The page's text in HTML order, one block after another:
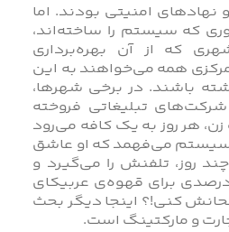
نهادهای امنیتی بودند. اما
که سیستم را ساخته‌اند،
که از آن بهره‌برداری
همه می‌خواهند به این
باشند. در برخی شهرها،
تبلیغاتی فروخته
هر روز به یک کافه می‌رود
می‌فهمد که او عاشق
روز، تلفنش را می‌گیرد و
تخفیف ۵۰ درصدی برای قهوه‌ی عربیکای
کنی!؟ اینجا دیگر بحث
و مارکتینگ است.